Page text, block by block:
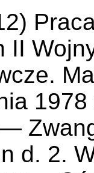
II
d. 2.